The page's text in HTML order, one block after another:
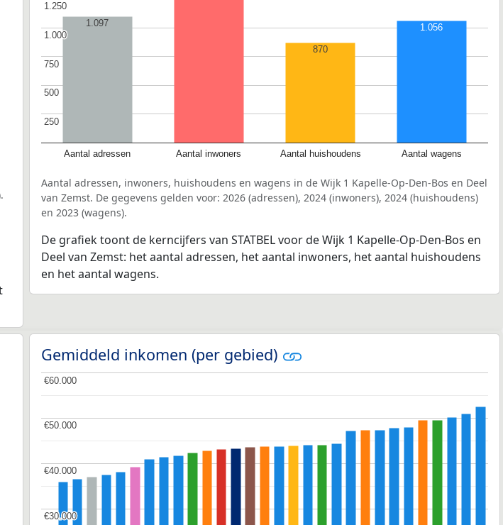
Aantal adressen Aantal inwoners Aantal huishoudens Aantal wagens
250
250
500
500
750
750
1.000
1.000
1.250
1.250
1.097
870
1.056
Aantal adressen, inwoners, huishoudens en wagens in de Wijk 1 Kapelle-Op-Den-Bos en Deel
van Zemst. De gegevens gelden voor: 2026 (adressen), 2024 (inwoners), 2024 (huishoudens)
en 2023 (wagens).
De grafiek toont de kerncijfers van STATBEL voor de Wijk 1 Kapelle-Op-Den-Bos en
Deel van Zemst: het aantal adressen, het aantal inwoners, het aantal huishoudens
en het aantal wagens.
Gemiddeld inkomen (per gebied)
€30.000
€30.000
€40.000
€40.000
€50.000
€50.000
€60.000
€60.000